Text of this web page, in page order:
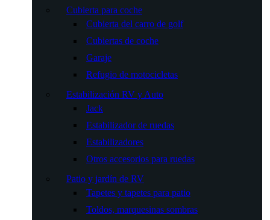
Cubierta para coche
Cubierta del carro de golf
Cubiertas de coche
Garaje
Refugio de motocicletas
Estabilización RV y Auto
Jack
Estabilizador de ruedas
Estabilizadores
Otros accesorios para ruedas
Patio y jardín de RV
Tapetes y tapetes para patio
Toldos, marquesinas sombras